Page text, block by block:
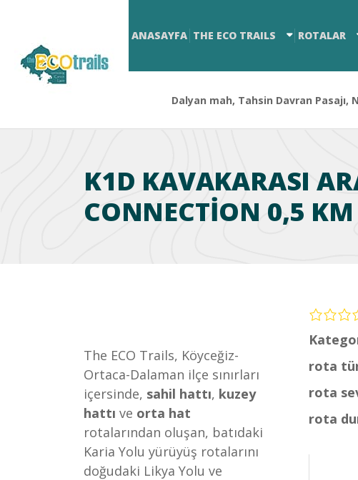
ANASAYFA THE ECO TRAILS ROTALAR
Dalyan mah, Tahsin Davran Pasajı,
K1D KAVAKARASI
CONNECTION 0,5 KM
rota
rota
rota
The ECO Trails, Köyceğiz-
Ortaca-Dalaman ilçe sınırları
içersinde, sahil hattı, kuzey
hattı ve orta hat
rotalarından oluşan, batıdaki
Karia Yolu yürüyüş rotalarını
doğudaki Likya Yolu ve